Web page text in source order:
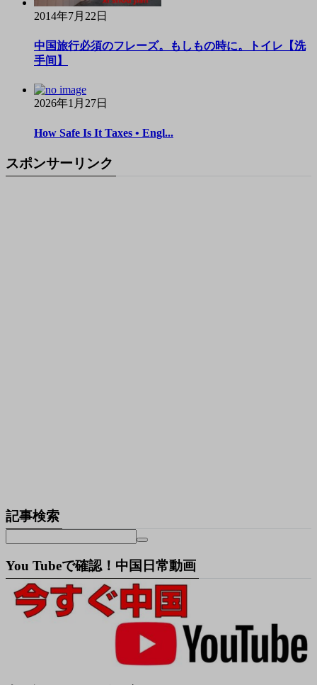
2014年7月22日
中国旅行必須のフレーズ。もしもの時に。トイレ【洗
手间】
2026年1月27日
How Safe Is It Taxes • Engl...
スポンサーリンク
記事検索
You Tubeで確認！中国日常動画